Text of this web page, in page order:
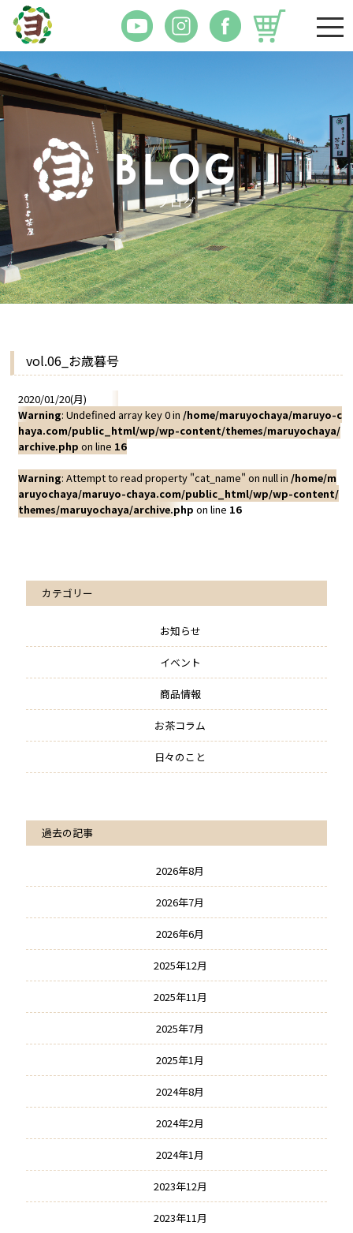
vol.06_お歳暮号
2020/01/20(月)
Warning: Undefined array key 0 in/home/maruyochaya/maruyo-c
haya.com/public_html/wp/wp-content/themes/maruyochaya/
archive.php on line 16
Warning: Attempt to read property "cat_name" on null in/home/m
aruyochaya/maruyo-chaya.com/public_html/wp/wp-content/
themes/maruyochaya/archive.php on line 16
カテゴリー
お知らせ
イベント
商品情報
お茶コラム
日々のこと
過去の記事
2026年8月
2026年7月
2026年6月
2025年12月
2025年11月
2025年7月
2025年1月
2024年8月
2024年2月
2024年1月
2023年12月
2023年11月